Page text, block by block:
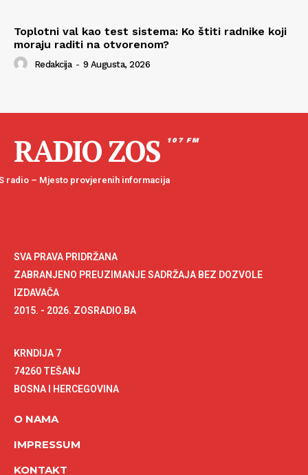
Toplotni val kao test sistema: Ko štiti radnike koji
moraju raditi na otvorenom?
Redakcija - 9 Augusta, 2026
RADIO ZOS 107 FM
radio – Mjesto provjerenih informacija
SVA PRAVA PRIDRŽANA
ZABRANJENO PREUZIMANJE SADRŽAJA BEZ DOZVOLE
IZDAVAČA
2015. - 2026. ZOSRADIO.BA
KRNDIJA 7
74260 TEŠANJ
BOSNA I HERCEGOVINA
O NAMA
IMPRESSUM
KONTAKT